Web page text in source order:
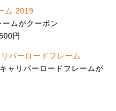
ム 2019
ムがクーポン
円
パーロードフレーム
ャリパーロードフレームが